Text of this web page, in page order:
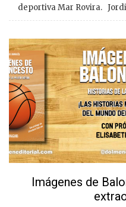
deportiva Mar Rovira. Jordi
Imágenes de